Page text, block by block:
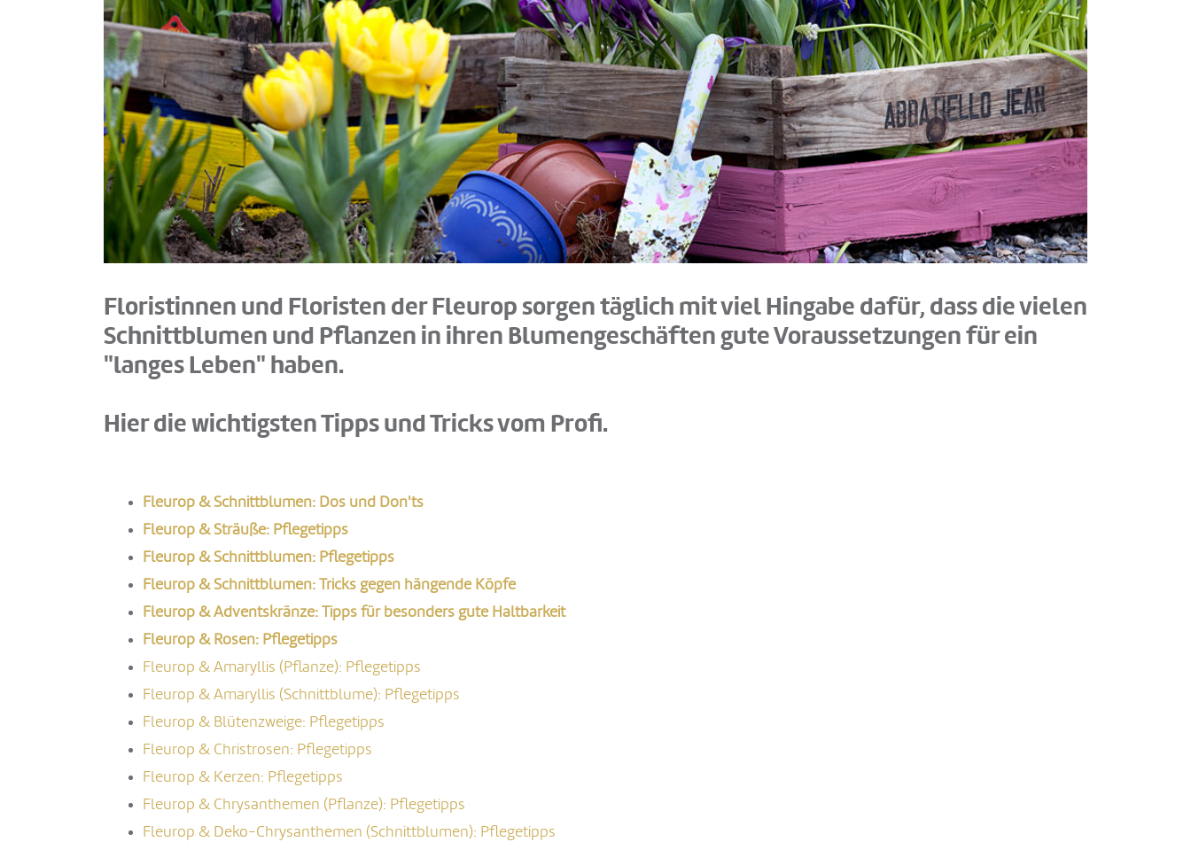
Floristinnen und Floristen der Fleurop sorgen täglich mit viel Hingabe dafür, dass die vielen
Schnittblumen und Pflanzen in ihren Blumengeschäften gute Voraussetzungen für ein
"langes Leben" haben.
Hier die wichtigsten Tipps und Tricks vom Profi.
Fleurop & Schnittblumen: Dos und Don'ts
Fleurop & Sträuße: Pflegetipps
Fleurop & Schnittblumen: Pflegetipps
Fleurop & Schnittblumen: Tricks gegen hängende Köpfe
Fleurop & Adventskränze: Tipps für besonders gute Haltbarkeit
Fleurop & Rosen: Pflegetipps
Fleurop & Amaryllis (Pflanze): Pflegetipps
Fleurop & Amaryllis (Schnittblume): Pflegetipps
Fleurop & Blütenzweige: Pflegetipps
Fleurop & Christrosen: Pflegetipps
Fleurop & Kerzen: Pflegetipps
Fleurop & Chrysanthemen (Pflanze): Pflegetipps
Fleurop & Deko-Chrysanthemen (Schnittblumen): Pflegetipps